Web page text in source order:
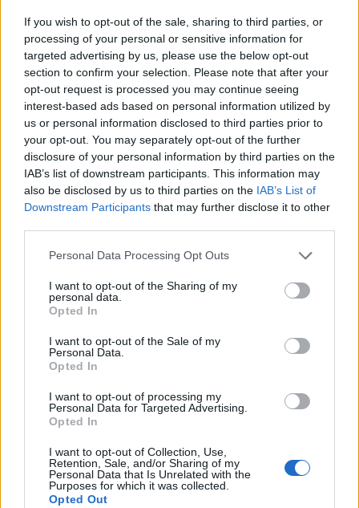
If you wish to opt-out of the sale, sharing to third parties, or
processing of your personal or sensitive information for
targeted advertising by us, please use the below opt-out
section to confirm your selection. Please note that after your
opt-out request is processed you may continue seeing
interest-based ads based on personal information utilized by
us or personal information disclosed to third parties prior to
your opt-out. You may separately opt-out of the further
disclosure of your personal information by third parties on the
IAB’s list of downstream participants. This information may
also be disclosed by us to third parties on the IAB’s List of
Downstream Participants that may further disclose it to other
Please note that this website/app uses one or more Google
not limited to your visit or usage behaviour. You may click to
grant or deny consent to Google and its third-party tags to
use your data for below specified purposes in below Google
consent section.
Personal Data Processing Opt Outs
I want to opt-out of the Sharing of my
personal data.
Opted In
I want to opt-out of the Sale of my
Personal Data.
Opted In
I want to opt-out of processing my
Personal Data for Targeted Advertising.
Opted In
I want to opt-out of Collection, Use,
Retention, Sale, and/or Sharing of my
Personal Data that Is Unrelated with the
Purposes for which it was collected.
Opted Out
εκατομμυρίων χιλιομέτρων από τον λευκό νάνο,
ολοκληρώνοντας μια πλήρη περιφορά κάθε 34 ώρες.
Εάν βρισκόταν εξαρχής σε αυτή την απόσταση, θα
είχε απολύτως εξαερωθεί.
Η ερευνητική ομάδα χρησιμοποίησε τα όργανα
υπέρυθρης φασματοσκοπίας του Webb για να
χαρτογραφήσει το ιστορικό ψύξης. Αποκλείοντας το
ενδεχόμενο ο πλανήτης να επιβίωσε βυθισμένος στο
εσωτερικό του άστρου, απέδειξαν ότι μετατοπίστηκε
εσωτερικά έπειτα από δισεκατομμύρια χρόνια.
Καθοριστικό ρόλο διαδραμάτισαν δύο άλλα άστρα του
ευρύτερου τριπλού αστρικού συστήματος, τα οποία
άσκησαν παρατεταμένες βαρυτικές δυνάμεις
μεταβάλλοντας την τροχιακή του μηχανική.
Η ανάλυση της ατμόσφαιρας και η μέθοδος
διάβασης
Η πρώτη ανίχνευση του WD 1856 b πραγματοποιήθηκε
το 2020 μέσω των δεδομένων του
τηλεσκόπιοJWST, εντούτοις, εξέλιξε δραματικά την
παρατήρηση καταγράφοντας με ακρίβεια τη μεταβολή
της φωτεινότητας κατά την «διάβαση» (transit) του